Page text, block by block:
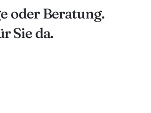
oder Beratung.
Sie da.